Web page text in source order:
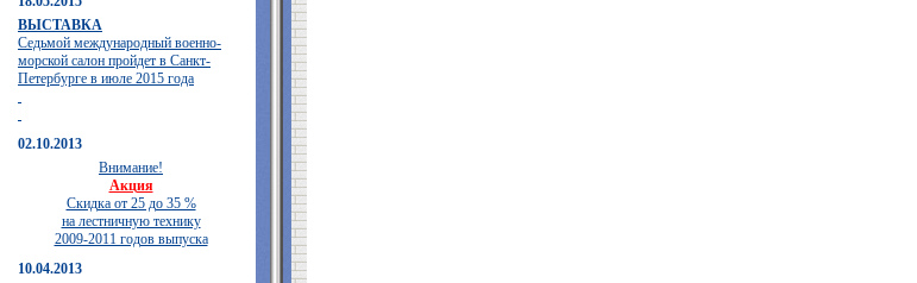
ВЫСТАВКА
Седьмой международный военно-
морской салон пройдет в Санкт-
Петербурге в июле 2015 года
02.10.2013
Внимание!
Акция
Скидка от 25 до 35 %
на лестничную технику
2009-2011 годов выпуска
10.04.2013